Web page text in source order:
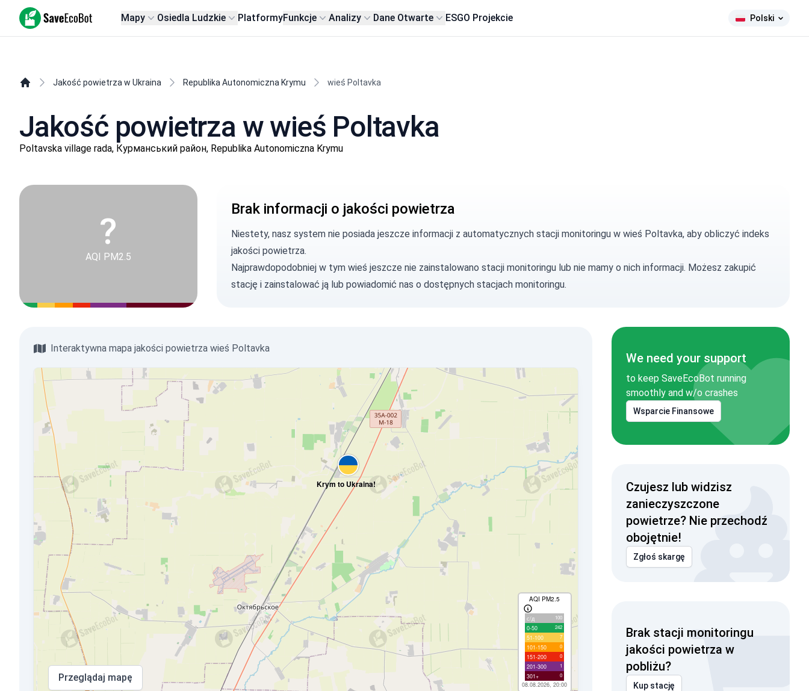
SaveEcoBot Mapy Osiedla Ludzkie PlatformyFunkcje Analizy Dane Otwarte ESGO Projekcie Polski
Jakość powietrza w Ukraina Republika Autonomiczna Krymu wieś Poltavka
Jakość powietrza w wieś Poltavka
Poltavska village rada, Курманський район, Republika Autonomiczna Krymu
?
AQI PM2.5
Brak informacji o jakości powietrza
Niestety, nasz system nie posiada jeszcze informacji z automatycznych stacji monitoringu w wieś Poltavka, aby obliczyć indeks
jakości powietrza.
Najprawdopodobniej w tym wieś jeszcze nie zainstalowano stacji monitoringu lub nie mamy o nich informacji. Możesz zakupić
stację i zainstalować ją lub powiadomić nas o dostępnych stacjach monitoringu.
Interaktywna mapa jakości powietrza wieś Poltavka
Krym to Ukraina!
AQI PM2.5
с/д 100
0-50 242
51-100 7
101-150 0
151-200 0
201-300 1
301+ 0
08.08.2026, 20:00
Przeglądaj mapę
We need your support
to keep SaveEcoBot running
smoothly and w/o crashes
Wsparcie Finansowe
Czujesz lub widzisz
zanieczyszczone
powietrze? Nie przechodź
obojętnie!
Zgłoś skargę
Brak stacji monitoringu
jakości powietrza w
pobliżu?
Kup stację